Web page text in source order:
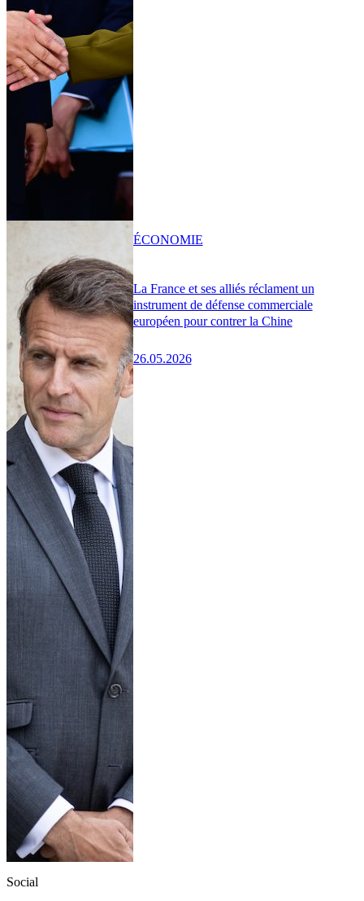
La France et ses alliés réclament un
instrument de défense commerciale
européen pour contrer la Chine
26.05.2026
ÉCONOMIE
Social